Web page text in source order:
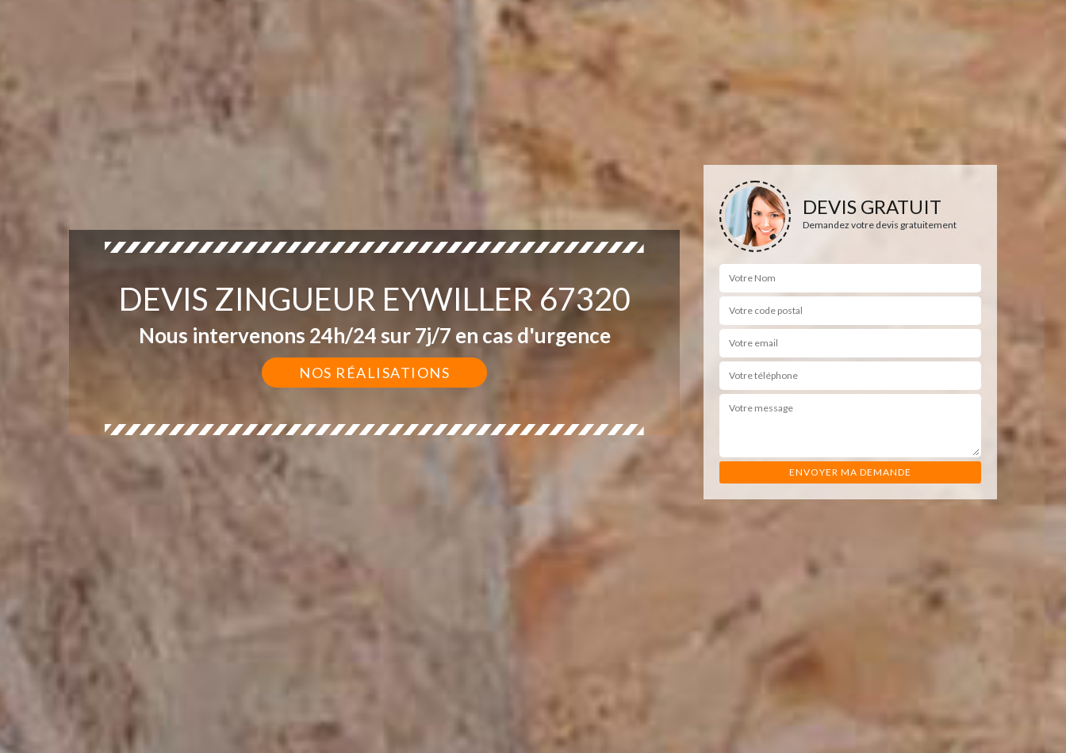
DEVIS ZINGUEUR EYWILLER 67320
Nous intervenons 24h/24 sur 7j/7 en cas d'urgence
NOS RÉALISATIONS
DEVIS GRATUIT
Demandez votre devis gratuitement